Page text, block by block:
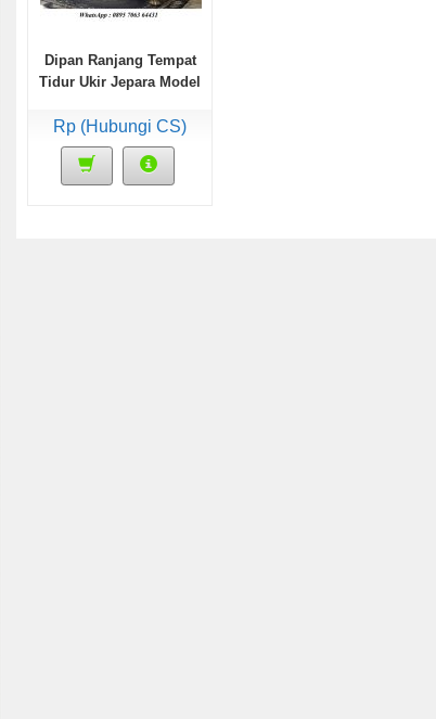
Dipan Ranjang Tempat
Tidur Ukir Jepara Model
Rp (Hubungi CS)